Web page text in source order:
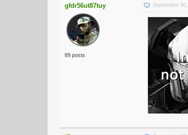
gfdr56ut87tuy
89 posts
September